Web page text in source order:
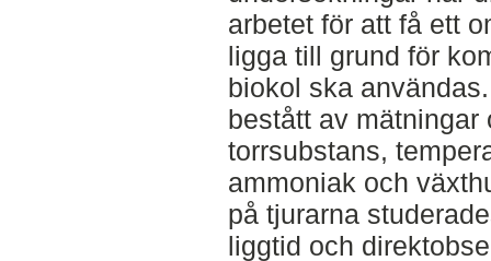
arbetet för att få ett
ligga till grund för
biokol ska
bestått av
torrsubstans,
ammoniak och
på tjurarna
liggtid och